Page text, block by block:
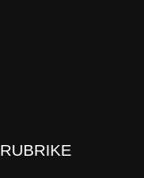
RUBRIKE